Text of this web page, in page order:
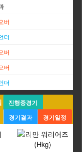
버
더
버
버
더
진행중경기
경기결과
경기일정